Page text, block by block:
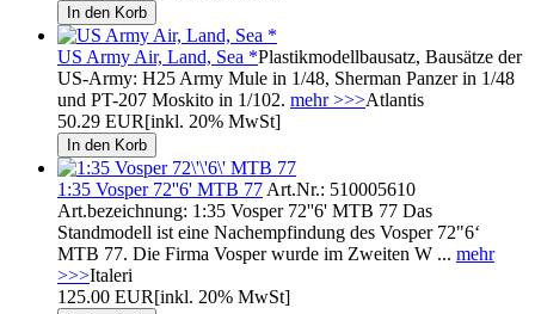
US Army Air, Land, Sea *Plastikmodellbausatz, Bausätze der
US-Army: H25 Army Mule in 1/48, Sherman Panzer in 1/48
und PT-207 Moskito in 1/102. mehr >>>Atlantis
50.29 EUR[inkl. 20% MwSt]
1:35 Vosper 72''6' MTB 77 Art.Nr.: 510005610
Art.bezeichnung: 1:35 Vosper 72''6' MTB 77 Das
Standmodell ist eine Nachempfindung des Vosper 72"6‘
MTB 77. Die Firma Vosper wurde im Zweiten W ... mehr
>>>Italeri
125.00 EUR[inkl. 20% MwSt]